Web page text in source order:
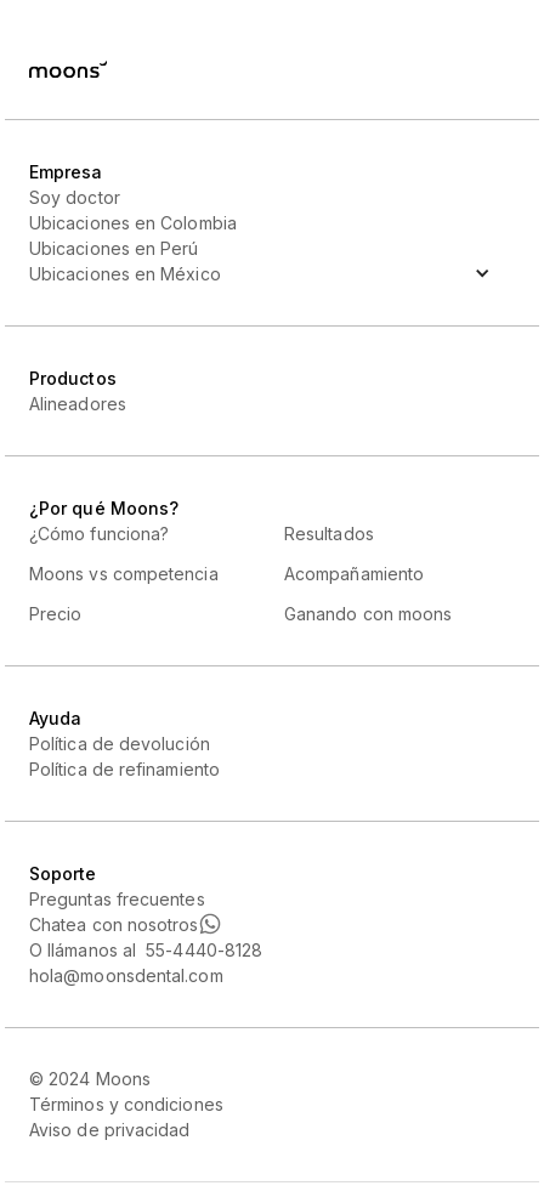
Empresa
Soy doctor
Ubicaciones en Colombia
Ubicaciones en Perú
Ubicaciones en México
Productos
Alineadores
¿Por qué Moons?
¿Cómo funciona?
Moons vs competencia
Precio
Resultados
Acompañamiento
Ganando con moons
Ayuda
Política de devolución
Política de refinamiento
Soporte
Preguntas frecuentes
Chatea con nosotros
O llámanos al 55-4440-8128
hola@moonsdental.com
© 2024 Moons
Términos y condiciones
Aviso de privacidad